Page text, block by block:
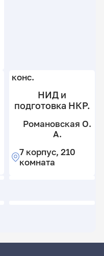
конс.
НИД и
подготовка НКР.
Романовская О.
А.
7 корпус, 210
комната